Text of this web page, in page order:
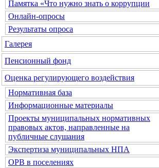
Памятка «Что нужно знать о коррупции
Онлайн-опросы
Результаты опроса
Галерея
Пенсионный фонд
Оценка регулирующего воздействия
Нормативная база
Информационные материалы
Проекты муниципальных нормативных
правовых актов, направленные на
публичные слушания
Экспертиза муниципальных НПА
ОРВ в поселениях